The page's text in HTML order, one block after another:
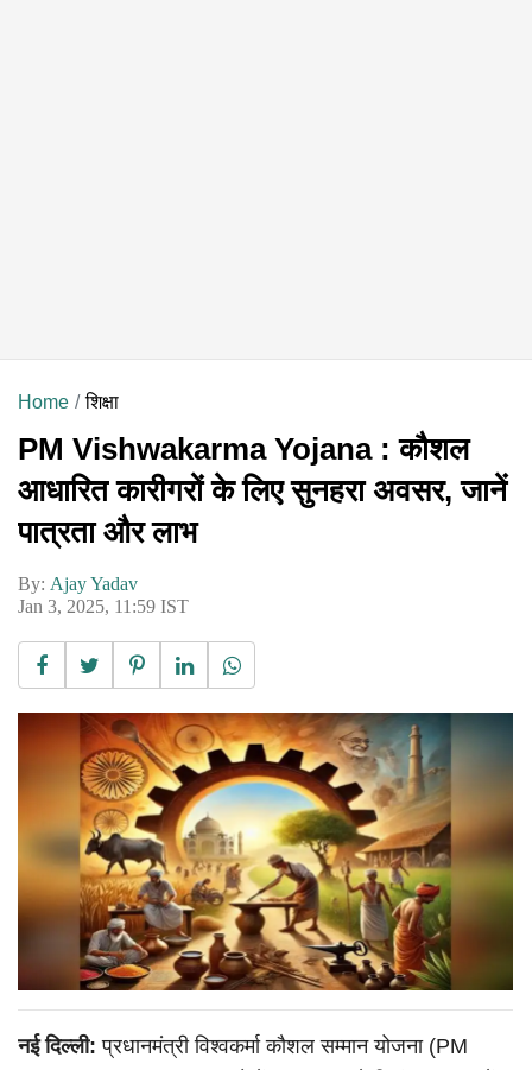
Home शिक्षा
PM Vishwakarma Yojana : कौशल
आधारित कारीगरों के लिए सुनहरा अवसर, जानें
पात्रता और लाभ
By: Ajay Yadav
Jan 3, 2025, 11:59 IST
नई दिल्ली:प्रधानमंत्री विश्वकर्मा कौशल सम्मान योजना (PM